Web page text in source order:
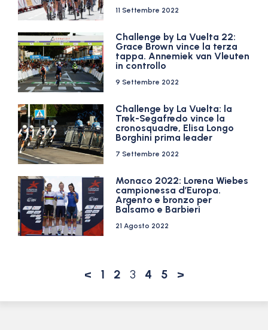
11 Settembre 2022
Challenge by La Vuelta 22:
Grace Brown vince la terza
tappa. Annemiek van Vleuten
in controllo
9 Settembre 2022
Challenge by La Vuelta: la
Trek-Segafredo vince la
cronosquadre, Elisa Longo
Borghini prima leader
7 Settembre 2022
Monaco 2022: Lorena Wiebes
campionessa d’Europa.
Argento e bronzo per
Balsamo e Barbieri
21 Agosto 2022
< 1 2 3 4 5 >